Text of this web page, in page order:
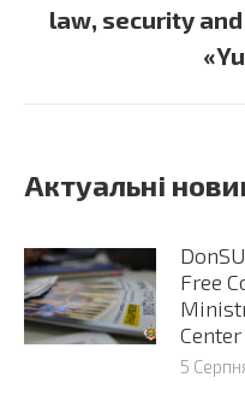
law, security
Актуальні
Free
5